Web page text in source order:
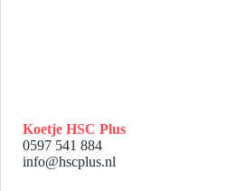
Koetje HSC Plus
0597 541 884
info@hscplus.nl